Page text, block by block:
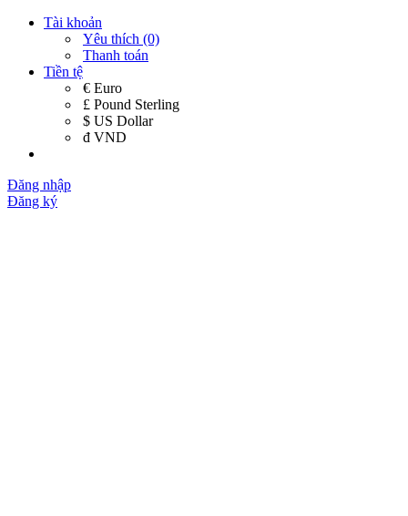
Tài khoản
Yêu thích (0)
Thanh toán
Tiền tệ
€ Euro
£ Pound Sterling
$ US Dollar
đ VND
Đăng nhập
Đăng ký